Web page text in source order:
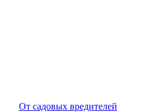
От садовых вредителей